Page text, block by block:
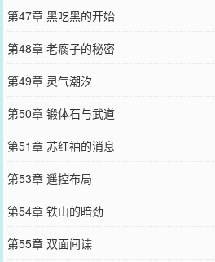
第47章 黑吃黑的开始
第48章 老瘸子的秘密
第49章 灵气潮汐
第50章 锻体石与武道
第51章 苏红袖的消息
第53章 遥控布局
第54章 铁山的暗劲
第55章 双面间谍